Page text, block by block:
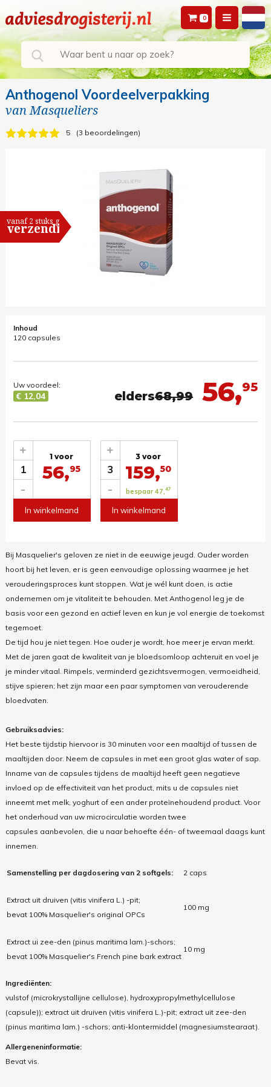
0
Anthogenol Voordeelverpakking
vanMasqueliers
5 3 beoordelingen
vanaf 2 stuks gratis
verzending
Inhoud
120 capsules
56,95
elders68,99
Uw voordeel:
€ 12,04
1
-
+ 1 voor
56,95
In winkelmand
3
-
+ 3 voor
159,50
bespaar 47,47
In winkelmand
Bij Masquelier's geloven ze niet in de eeuwige jeugd. Ouder worden
hoort bij het leven, er is geen eenvoudige oplossing waarmee je het
verouderingsproces kunt stoppen. Wat je wél kunt doen, is actie
ondernemen om je vitaliteit te behouden. Met Anthogenol leg je de
basis voor een gezond en actief leven en kun je vol energie de toekomst
tegemoet.
De tijd hou je niet tegen. Hoe ouder je wordt, hoe meer je ervan merkt.
Met de jaren gaat de kwaliteit van je bloedsomloop achteruit en voel je
je minder vitaal. Rimpels, verminderd gezichtsvermogen, vermoeidheid,
stijve spieren; het zijn maar een paar symptomen van verouderende
bloedvaten.
Gebruiksadvies:
Het beste tijdstip hiervoor is 30 minuten voor een maaltijd of tussen de
maaltijden door. Neem de capsules in met een groot glas water of sap.
Inname van de capsules tijdens de maaltijd heeft geen negatieve
invloed op de effectiviteit van het product, mits u de capsules niet
inneemt met melk, yoghurt of een ander proteïnehoudend product. Voor
het onderhoud van uw microcirculatie worden twee
capsules aanbevolen, die u naar behoefte één- of tweemaal daags kunt
innemen.
Samenstelling per dagdosering van 2 softgels: 2 caps
Extract uit druiven (vitis vinifera L.) -pit;
bevat 100% Masquelier's original OPCs
100 mg
Extract ui zee-den (pinus maritima lam.)-schors;
bevat 100% Masquelier's French pine bark extract
10 mg
Ingrediënten:
vulstof (microkrystallijne cellulose), hydroxypropylmethylcellulose
(capsule)); extract uit druiven (vitis vinifera L.)-pit; extract uit zee-den
(pinus maritima lam.) -schors; anti-klontermiddel (magnesiumstearaat).
Allergeneninformatie:
Bevat vis.